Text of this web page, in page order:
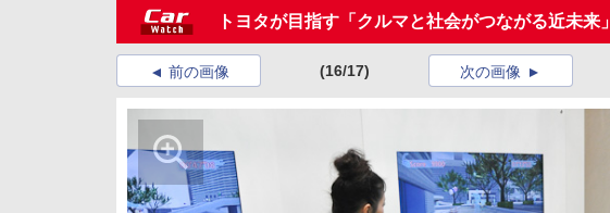
トヨタが目指す「クルマと社会がつながる近未来」
前の画像 (16/17) 次の画像